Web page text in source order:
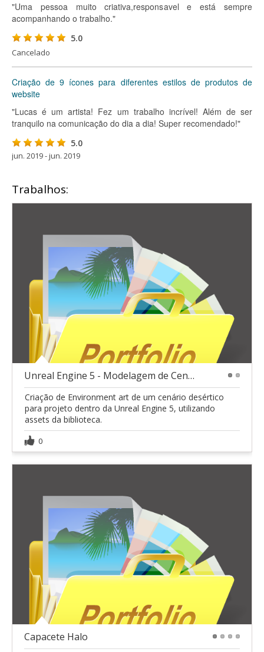
"Uma pessoa muito criativa,responsavel e está sempre
acompanhando o trabalho."
5.0
Cancelado
Criação de 9 ícones para diferentes estilos de produtos de
website
"Lucas é um artista! Fez um trabalho incrível! Além de ser
tranquilo na comunicação do dia a dia! Super recomendado!"
5.0
jun. 2019 - jun. 2019
Trabalhos:
Unreal Engine 5 - Modelagem de Cenário
Criação de Environment art de um cenário desértico
para projeto dentro da Unreal Engine 5, utilizando
assets da biblioteca.
0
Capacete Halo